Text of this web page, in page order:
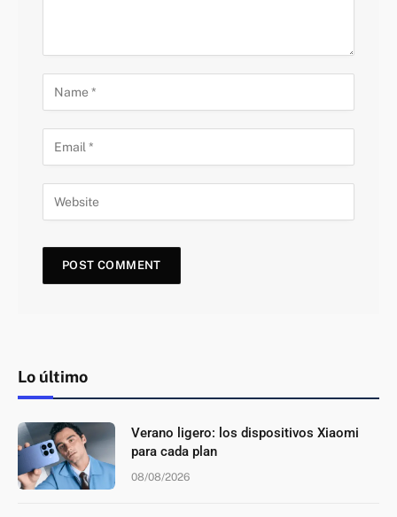
Lo último
Verano ligero: los dispositivos Xiaomi
para cada plan
08/08/2026